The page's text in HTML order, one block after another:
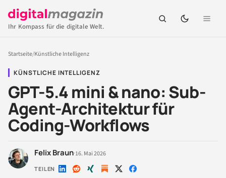
Ihr Kompass für die digitale Welt.
Startseite/Künstliche Intelligenz
KÜNSTLICHE INTELLIGENZ
GPT-5.4 mini & nano: Sub-
Agent-Architektur für
Coding-Workflows
Felix Braun·16. Mai 2026
TEILEN Auf Auf Auf Auf Auf